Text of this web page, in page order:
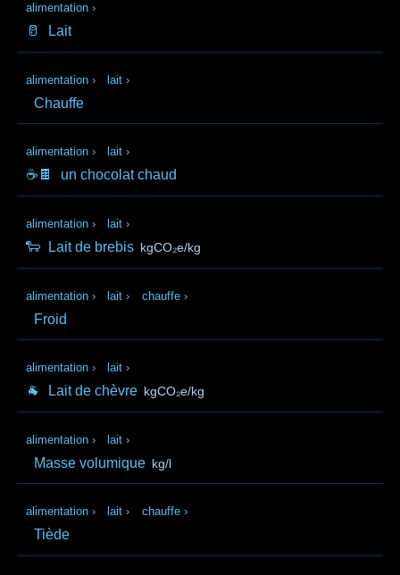
alimentation ›
🥛 Lait
alimentation › lait ›
Chauffe
alimentation › lait ›
☕🍫 un chocolat chaud
alimentation › lait ›
🐑 Lait de brebis kgCO₂e/kg
alimentation › lait › chauffe ›
Froid
alimentation › lait ›
🐐 Lait de chèvre kgCO₂e/kg
alimentation › lait ›
Masse volumique kg/l
alimentation › lait › chauffe ›
Tiède